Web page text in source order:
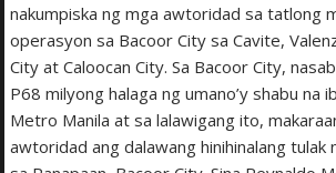
nakumpiska ng mga awtoridad sa tatlong
operasyon sa Bacoor City sa Cavite,
City at Caloocan City. Sa Bacoor City,
P68 milyong halaga ng umano’y shabu na
Metro Manila at sa lalawigang ito,
awtoridad ang dalawang hinihinalang tulak